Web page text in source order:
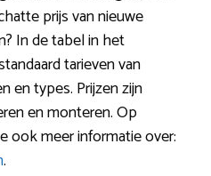
prijs van nieuwe
In de tabel in het
tarieven van
en types. Prijzen zijn
en monteren. Op
ook meer informatie over:
.